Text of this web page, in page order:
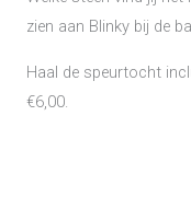
zien aan Blinky bij de
Haal de speurtocht
€6,00.